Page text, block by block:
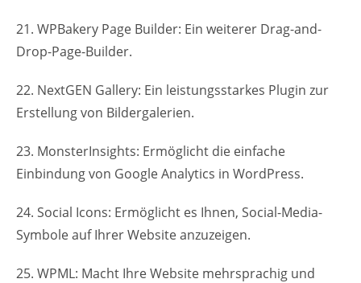
21. WPBakery Page Builder: Ein weiterer Drag-and-
Drop-Page-Builder.
22. NextGEN Gallery: Ein leistungsstarkes Plugin zur
Erstellung von Bildergalerien.
23. MonsterInsights: Ermöglicht die einfache
Einbindung von Google Analytics in WordPress.
24. Social Icons: Ermöglicht es Ihnen, Social-Media-
Symbole auf Ihrer Website anzuzeigen.
25. WPML: Macht Ihre Website mehrsprachig und